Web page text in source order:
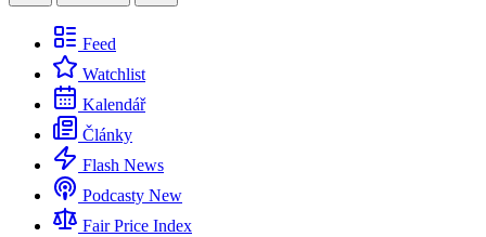
Feed
Watchlist
Kalendář
Články
Flash News
Podcasty New
Fair Price Index